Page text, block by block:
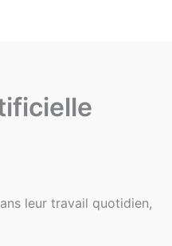
leur travail quotidien,